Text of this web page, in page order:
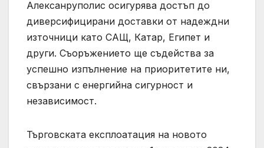
Алексанруполис осигурява достъп до
диверсифицирани доставки от надеждни
източници като САЩ, Катар, Египет и
други. Съоръжението ще съдейства за
успешно изпълнение на приоритетите ни,
свързани с енергийна сигурност и
независимост.
Търговската експлоатация на новото